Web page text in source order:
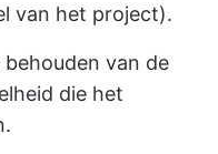
van het project).
van de
die het